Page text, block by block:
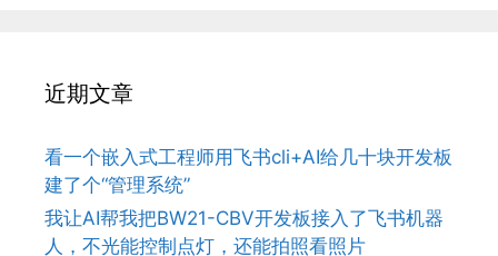
近期文章
看一个嵌入式工程师用飞书cli+AI给几十块开发板
建了个“管理系统”
我让AI帮我把BW21-CBV开发板接入了飞书机器
人，不光能控制点灯，还能拍照看照片